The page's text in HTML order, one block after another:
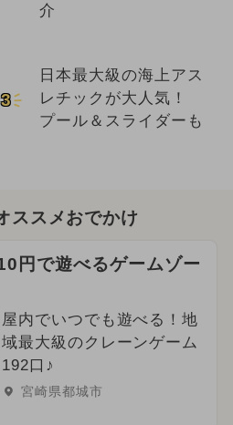
介
3
日本最大級の海上アス
レチックが大人気！
プール＆スライダーも
ススメおでかけ
円で遊べるゲームゾー
屋内でいつでも遊べる！地
域最大級のクレーンゲーム
192口♪
宮崎県都城市